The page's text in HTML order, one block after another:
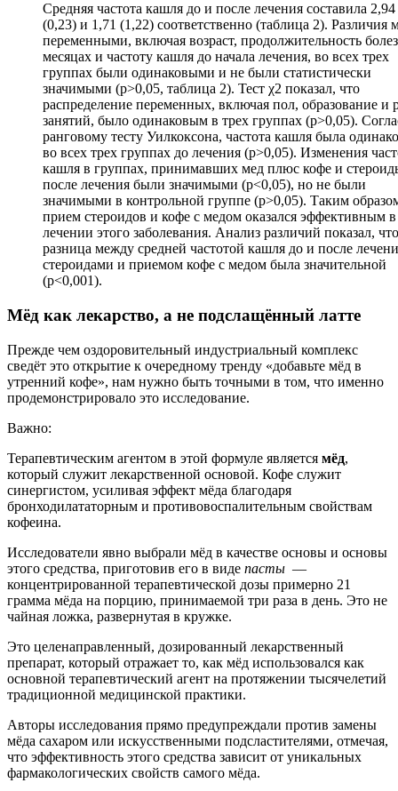
Средняя частота кашля до и после лечения составила 2,94
(0,23) и 1,71 (1,22) соответственно (таблица 2). Различия
переменными, включая возраст, продолжительность
месяцах и частоту кашля до начала лечения, во всех трех
группах были одинаковыми и не были статистически
значимыми (p>0,05, таблица 2). Тест χ2 показал, что
распределение переменных, включая пол, образование и
занятий, было одинаковым в трех группах (p>0,05).
ранговому тесту Уилкоксона, частота кашля была
во всех трех группах до лечения (р>0,05). Изменения
кашля в группах, принимавших мед плюс кофе и
после лечения были значимыми (р<0,05), но не были
значимыми в контрольной группе (р>0,05). Таким
прием стероидов и кофе с медом оказался эффективным в
лечении этого заболевания. Анализ различий показал, что
разница между средней частотой кашля до и после
стероидами и приемом кофе с медом была значительной
(р<0,001).
Мёд как лекарство, а не подслащённый латте
Прежде чем оздоровительный индустриальный комплекс
сведёт это открытие к очередному тренду «добавьте мёд в
утренний кофе», нам нужно быть точными в том, что именно
продемонстрировало это исследование.
Важно:
Терапевтическим агентом в этой формуле является мёд,
который служит лекарственной основой. Кофе служит
синергистом, усиливая эффект мёда благодаря
бронходилататорным и противовоспалительным свойствам
кофеина.
Исследователи явно выбрали мёд в качестве основы и основы
этого средства, приготовив его в виде пасты —
концентрированной терапевтической дозы примерно 21
грамма мёда на порцию, принимаемой три раза в день. Это не
чайная ложка, развернутая в кружке.
Это целенаправленный, дозированный лекарственный
препарат, который отражает то, как мёд использовался как
основной терапевтический агент на протяжении тысячелетий
традиционной медицинской практики.
Авторы исследования прямо предупреждали против замены
мёда сахаром или искусственными подсластителями, отмечая,
что эффективность этого средства зависит от уникальных
фармакологических свойств самого мёда.